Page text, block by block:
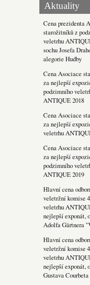
Aktuality
Cena prezidenta
starožitníků z
veletrhu
sochu Josefa
alegorie Hudby
Cena Asociace
za nejlepší
podzimního
ANTIQUE 2018
Cena Asociace
za nejlepší
veletrhu
Cena Asociace
za nejlepší
podzimního
ANTIQUE 2019
Hlavní cena
veletržní komise
veletrhu
nejlepší exponát,
Adolfa Gärtnera
Hlavní cena
veletržní komise
veletrhu
nejlepší exponát,
Gustava